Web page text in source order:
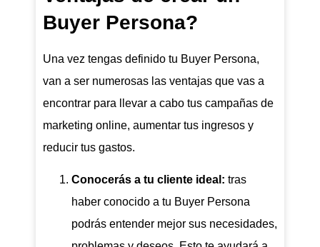
Buyer Persona?
Una vez tengas definido tu Buyer Persona,
van a ser numerosas las ventajas que vas a
encontrar para llevar a cabo tus campañas de
marketing online, aumentar tus ingresos y
reducir tus gastos.
Conocerás a tu cliente ideal: tras
haber conocido a tu Buyer Persona
podrás entender mejor sus necesidades,